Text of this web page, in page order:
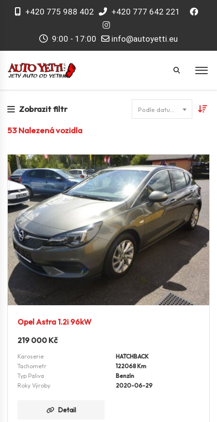
+420 775 988 402 +420 777 642 221
9:00 - 17:00 info@autoyetti.eu
Zobrazit filtr
53Nalezená vozidla
Opel Astra 1.2i 96kW
219 000 Kč
Karoserie
HATCHBACK
Tachometr
122068 Km
Typ Paliva
Benzín
Roky Výroby
2020-06-29
Detail